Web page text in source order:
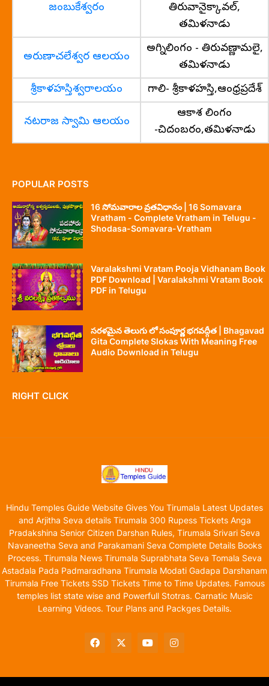
జంబుకేశ్వరం
తిరువానైక్కావల్,
తమిళనాడు
అరుణాచలేశ్వర ఆలయం
అగ్నిలింగం - తిరువణ్ణామలై,
తమిళనాడు
శ్రీకాళహస్తిశ్వరాలయం
గాలి- శ్రీకాళహస్తి,ఆంధ్రప్రదేశ్
నటరాజ స్వామి ఆలయం
ఆకాశ లింగం
-చిదంబరం,తమిళనాడు
POPULAR POSTS
16 సోమవారాల వ్రతవిధానం | 16 Somavara
Vratham - Complete Vratham in Telugu -
Shodasa-Somavara-Vratham
Varalakshmi Vratam Pooja Vidhanam Book
PDF Download | Varalakshmi Vratam Book
PDF in Telugu
సరళమైన తెలుగు లో సంపూర్ణ భగవద్గీత | Bhagavad
Gita Complete Slokas With Meaning Free
Audio Download in Telugu
RIGHT CLICK
Hindu Temples Guide Website Gives You Tirumala Latest Updates
and Arjitha Seva details Tirumala 300 Rupess Tickets Anga
Pradakshina Senior Citizen Darshan Rules, Tirumala Srivari Seva
Navaneetha Seva and Parakamani Seva Complete Details Books
Process. Tirumala News Tirumala Suprabhata Seva Tomala Seva
Astadala Pada Padmaradhana Tirumala Modati Gadapa Darshanam
Tirumala Free Tickets SSD Tickets Time to Time Updates. Famous
temples list state wise and Powerfull Stotras. Carnatic Music
Learning Videos. Tour Plans and Packges Details.